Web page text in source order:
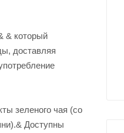
& который
доставляя
зеленого чая (со
Доступны